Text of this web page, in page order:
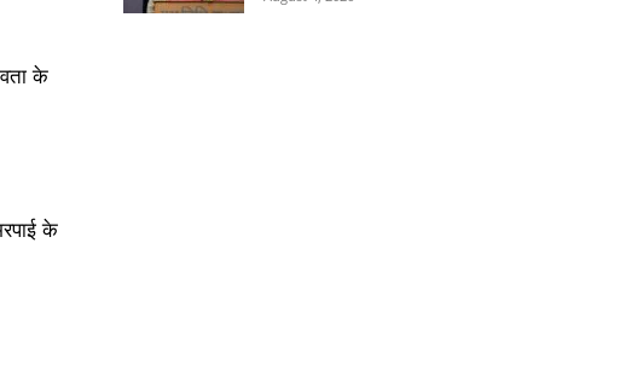
के
के